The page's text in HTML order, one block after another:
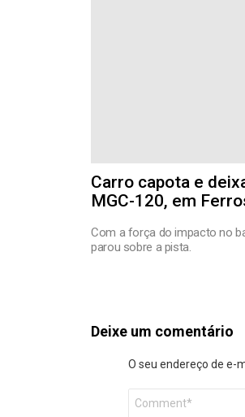
Carro capota e
MGC-120, em
Com a força do impacto no
parou sobre a pista.
Deixe um comentário
O seu endereço de e-